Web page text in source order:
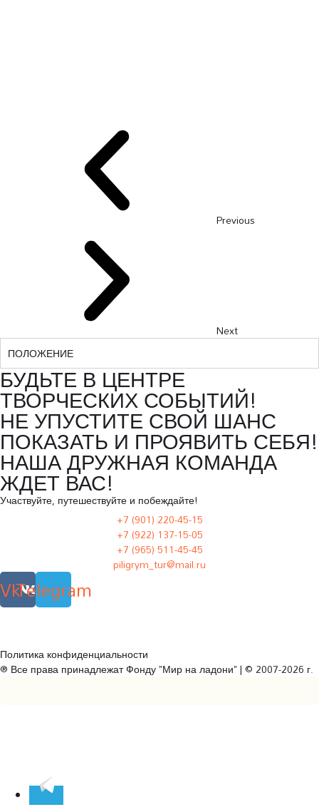
Previous
Next
ПОЛОЖЕНИЕ
БУДЬТЕ В ЦЕНТРЕ
ТВОРЧЕСКИХ СОБЫТИЙ!
НЕ УПУСТИТЕ СВОЙ ШАНС
ПОКАЗАТЬ И ПРОЯВИТЬ СЕБЯ!
НАША ДРУЖНАЯ КОМАНДА
ЖДЕТ ВАС!
Участвуйте, путешествуйте и побеждайте!
+7 (901) 220-45-15
+7 (922) 137-15-05
+7 (965) 511-45-45
piligrym_tur@mail.ru
VkTelegram
Политика конфиденциальности
® Все права принадлежат Фонду "Мир на ладони" | © 2007-2026 г.